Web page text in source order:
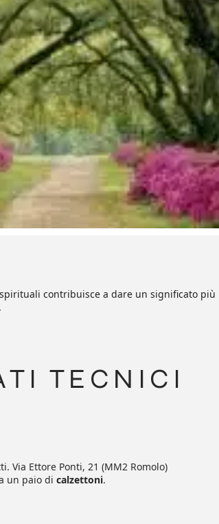
contribuisce a dare un significato
TECNICI
Via Ettore Ponti, 21 (MM2 Romolo)
un paio di calzettoni.